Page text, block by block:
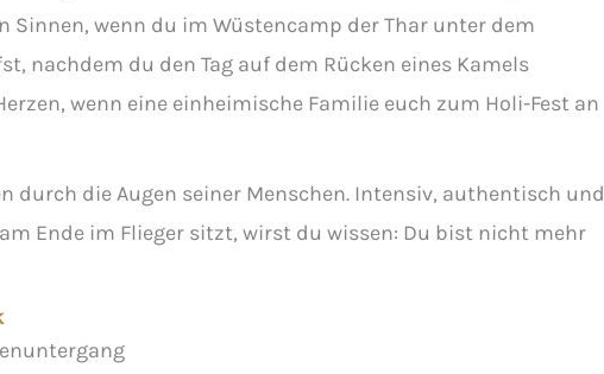
Sinnen, wenn du im Wüstencamp der Thar unter dem
nachdem du den Tag auf dem Rücken eines Kamels
wenn eine einheimische Familie euch zum Holi-Fest an
durch die Augen seiner Menschen. Intensiv, authentisch und
Ende im Flieger sitzt, wirst du wissen: Du bist nicht mehr